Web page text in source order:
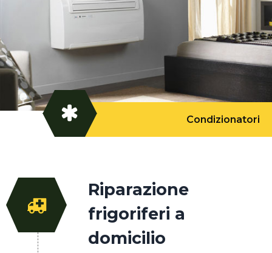
Condizionatori
Riparazione
frigoriferi a
domicilio